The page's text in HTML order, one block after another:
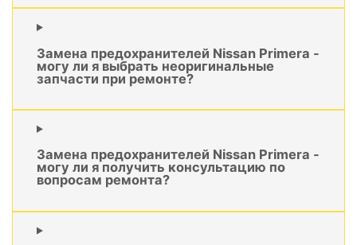
Замена предохранителей Nissan Primera -
могу ли я выбрать неоригинальные
запчасти при ремонте?
Замена предохранителей Nissan Primera -
могу ли я получить консультацию по
вопросам ремонта?